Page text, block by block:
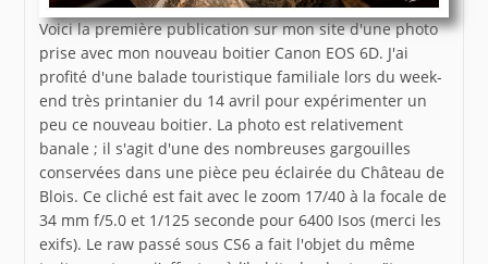
Voici la première publication sur mon site d'une photo
prise avec mon nouveau boitier Canon EOS 6D. J'ai
profité d'une balade touristique familiale lors du week-
end très printanier du 14 avril pour expérimenter un
peu ce nouveau boitier. La photo est relativement
banale ; il s'agit d'une des nombreuses gargouilles
conservées dans une pièce peu éclairée du Château de
Blois. Ce cliché est fait avec le zoom 17/40 à la focale de
34 mm f/5.0 et 1/125 seconde pour 6400 Isos (merci les
exifs). Le raw passé sous CS6 a fait l'objet du même